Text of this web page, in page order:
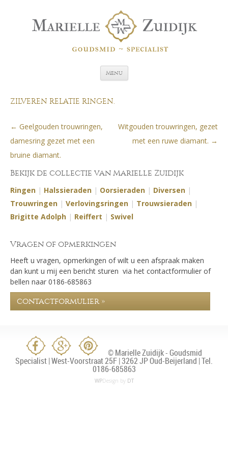
Menu Spring naar de inhoud
ZILVEREN RELATIE RINGEN.
Berichtnavigatie
← Geelgouden trouwringen,
damesring gezet met een
bruine diamant.
Witgouden trouwringen, gezet
met een ruwe diamant. →
Bekijk de collectie van Marielle Zuidijk
Ringen | Halssieraden | Oorsieraden | Diversen |
Trouwringen | Verlovingsringen | Trouwsieraden |
Brigitte Adolph | Reiffert | Swivel
Vragen of opmerkingen
Heeft u vragen, opmerkingen of wilt u een afspraak maken
dan kunt u mij een bericht sturen via het contactformulier of
bellen naar 0186-685863
contactformulier »
© Marielle Zuidijk - Goudsmid
Specialist | West-Voorstraat 25F | 3262 JP Oud-Beijerland | Tel.
0186-685863
WPDesign by DT